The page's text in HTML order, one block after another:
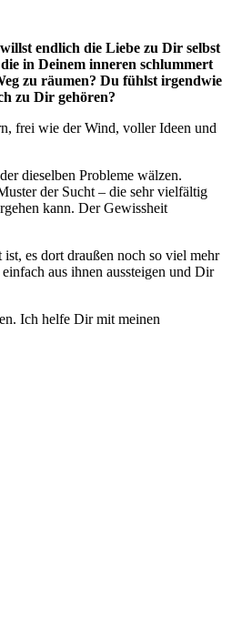
endlich die Liebe zu Dir selbst
in Deinem inneren schlummert
zu räumen? Du fühlst irgendwie
zu Dir gehören?
frei wie der Wind, voller Ideen und
dieselben Probleme wälzen.
der Sucht – die sehr vielfältig
kann. Der Gewissheit
es dort draußen noch so viel mehr
aus ihnen aussteigen und Dir
Ich helfe Dir mit meinen